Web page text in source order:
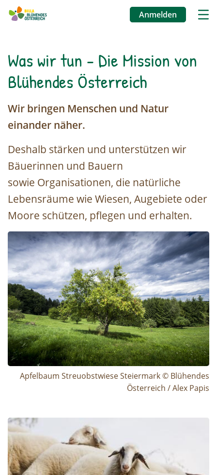
Direkt
zum
Inhalt
Anmelden
Was wir tun - Die Mission von
Blühendes Österreich
Wir bringen Menschen und Natur
einander näher.
Deshalb stärken und unterstützen wir
Bäuerinnen und Bauern
sowie Organisationen, die natürliche
Lebensräume wie Wiesen, Augebiete oder
Moore schützen, pflegen und erhalten.
Image
Apfelbaum Streuobstwiese Steiermark © Blühendes
Österreich / Alex Papis